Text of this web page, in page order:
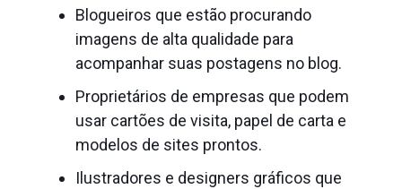
Blogueiros que estão procurando
imagens de alta qualidade para
acompanhar suas postagens no blog.
Proprietários de empresas que podem
usar cartões de visita, papel de carta e
modelos de sites prontos.
Ilustradores e designers gráficos que